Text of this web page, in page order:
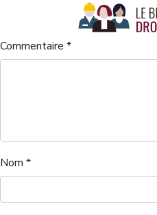
Panneau de gestion des cookies
Commentaire *
Nom *